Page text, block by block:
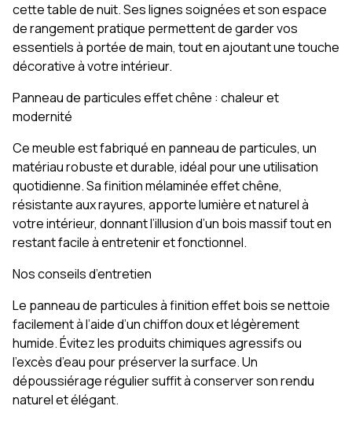
cette table de nuit. Ses lignes soignées et son espace
de rangement pratique permettent de garder vos
essentiels à portée de main, tout en ajoutant une touche
décorative à votre intérieur.
Panneau de particules effet chêne : chaleur et
modernité
Ce meuble est fabriqué en panneau de particules, un
matériau robuste et durable, idéal pour une utilisation
quotidienne. Sa finition mélaminée effet chêne,
résistante aux rayures, apporte lumière et naturel à
votre intérieur, donnant l’illusion d’un bois massif tout en
restant facile à entretenir et fonctionnel.
Nos conseils d’entretien
Le panneau de particules à finition effet bois se nettoie
facilement à l’aide d’un chiffon doux et légèrement
humide. Évitez les produits chimiques agressifs ou
l’excès d’eau pour préserver la surface. Un
dépoussiérage régulier suffit à conserver son rendu
naturel et élégant.